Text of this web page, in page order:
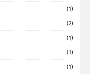
(1)
(2)
(1)
(1)
(1)